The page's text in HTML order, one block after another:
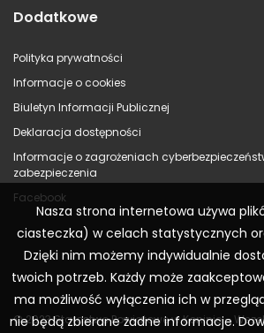
Dodatkowe
Polityka prywatności
Informacje o cookies
Biuletyn Informacji Publicznej
Deklaracja dostępności
Informacje o zagrożeniach
zabezpieczenia
Facebook
© 2023 Starostwo Powiatowe w Koninie –
Nasza strona internetowa używa
ciasteczka) w celach statystycznych
Dzięki nim możemy indywidualnie
twoich potrzeb. Każdy może
ma możliwość wyłączenia ich w
nie będą zbierane żadne informacje.